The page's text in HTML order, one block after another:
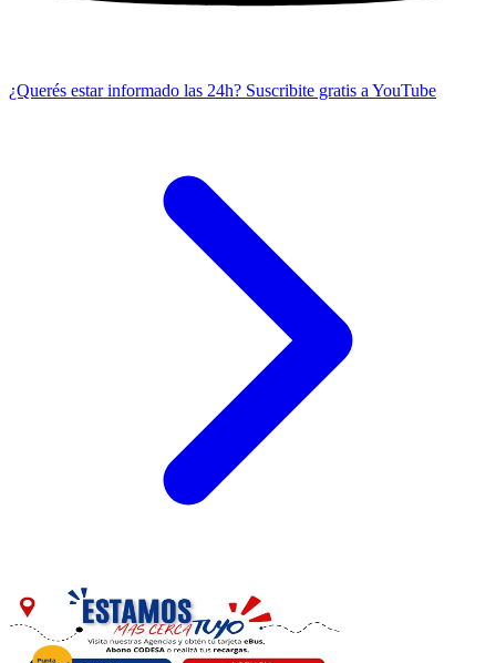
¿Querés estar informado las 24h? Suscribite gratis a YouTube